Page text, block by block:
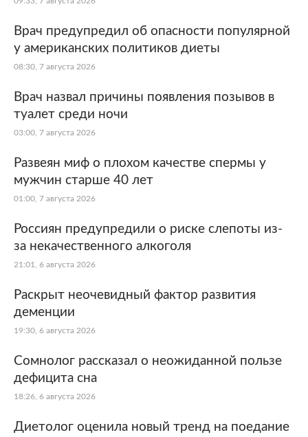
Врач предупредил об опасности популярной
у американских политиков диеты
08:30, 7 августа 2026
Врач назвал причины появления позывов в
туалет среди ночи
03:00, 7 августа 2026
Развеян миф о плохом качестве спермы у
мужчин старше 40 лет
01:00, 7 августа 2026
Россиян предупредили о риске слепоты из-
за некачественного алкоголя
21:01, 6 августа 2026
Раскрыт неочевидный фактор развития
деменции
19:30, 6 августа 2026
Сомнолог рассказал о неожиданной пользе
дефицита сна
18:26, 6 августа 2026
Диетолог оценила новый тренд на поедание